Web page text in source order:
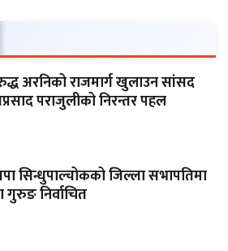
अरनिको राजमार्ग खुलाउन सांसद
पराजुलीको निरन्तर पहल
सिन्धुपाल्चोकको जिल्ला सभापतिमा
गुरुङ निर्वाचित